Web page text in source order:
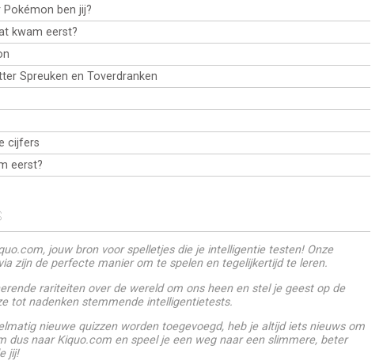
ben jij?
kwam eerst?
Spreuken en Toverdranken
cijfers
eerst?
jouw bron voor spelletjes die je intelligentie testen! Onze
zijn de perfecte manier om te spelen en tegelijkertijd te leren.
rariteiten over de wereld om ons heen en stel je geest op de
tot nadenken stemmende intelligentietests.
nieuwe quizzen worden toegevoegd, heb je altijd iets nieuws om
dus naar Kiquo.com en speel je een weg naar een slimmere, beter
jij!